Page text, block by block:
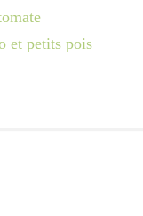
et petits pois